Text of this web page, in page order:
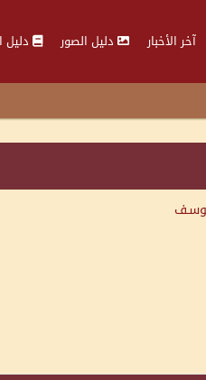
آخر الأخبار دليل الصور دليل